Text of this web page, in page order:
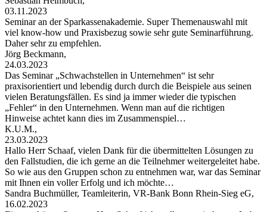
03.11.2023
Seminar an der Sparkassenakademie. Super Themenauswahl mit
viel know-how und Praxisbezug sowie sehr gute Seminarführung.
Daher sehr zu empfehlen.
Jörg Beckmann,
24.03.2023
Das Seminar „Schwachstellen in Unternehmen“ ist sehr
praxisorientiert und lebendig durch durch die Beispiele aus seinen
vielen Beratungsfällen. Es sind ja immer wieder die typischen
„Fehler“ in den Unternehmen. Wenn man auf die richtigen
Hinweise achtet kann dies im Zusammenspiel…
K.U.M.,
23.03.2023
Hallo Herr Schaaf, vielen Dank für die übermittelten Lösungen zu
den Fallstudien, die ich gerne an die Teilnehmer weitergeleitet habe.
So wie aus den Gruppen schon zu entnehmen war, war das Seminar
mit Ihnen ein voller Erfolg und ich möchte…
Sandra Buchmüller, Teamleiterin, VR-Bank Bonn Rhein-Sieg eG,
16.02.2023